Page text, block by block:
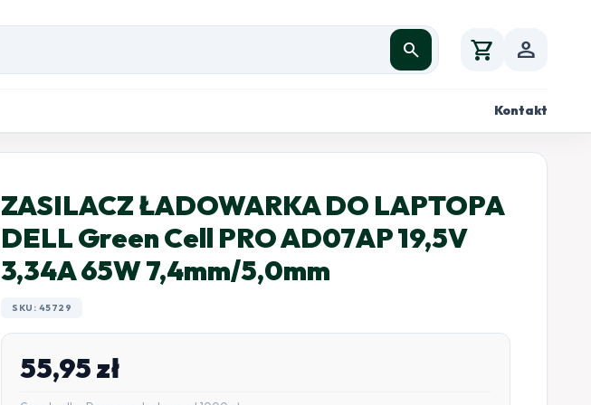
search shopping_cart person
Kontakt
ZASILACZ ŁADOWARKA DO LAPTOPA
DELL Green Cell PRO AD07AP 19,5V
3,34A 65W 7,4mm/5,0mm
SKU: 45729
55,95zł